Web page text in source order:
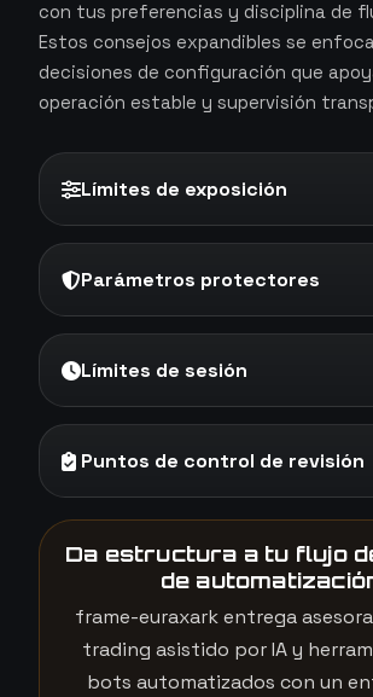
con tus preferencias y disciplina de
Estos consejos expandibles se
decisiones de configuración que
operación estable y supervisión
Límites de exposición
Parámetros protectores
Límites de sesión
Puntos de control de revisión
Da estructura a tu flujo
de
frame-euraxark entrega
trading asistido por IA y
bots automatizados con un